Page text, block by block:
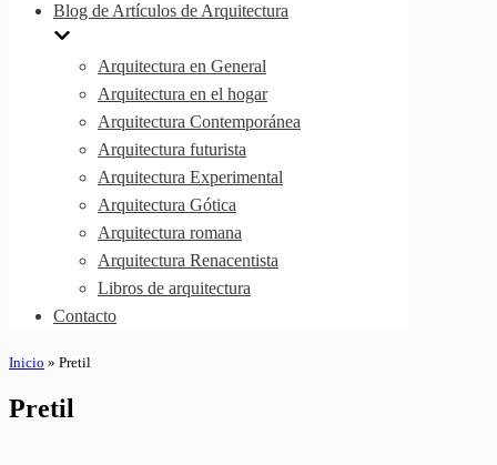
Blog de Artículos de Arquitectura
Arquitectura en General
Arquitectura en el hogar
Arquitectura Contemporánea
Arquitectura futurista
Arquitectura Experimental
Arquitectura Gótica
Arquitectura romana
Arquitectura Renacentista
Libros de arquitectura
Contacto
Inicio » Pretil
Pretil